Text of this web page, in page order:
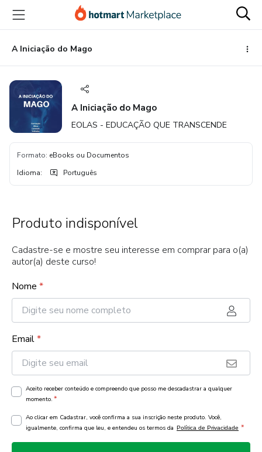
para
conteúdo
principal
para
pagamento
para
rodapé
A Iniciação do Mago
A Iniciação do Mago
EOLAS - EDUCAÇÃO QUE TRANSCENDE
Formato: eBooks ou Documentos
Idioma: Português
Produto indisponível
Cadastre-se e mostre seu interesse em comprar para o(a)
autor(a) deste curso!
Nome *
Email*
Aceito receber conteúdo e compreendo que posso me descadastrar a qualquer
momento. *
Ao clicar em Cadastrar, você confirma a sua inscrição neste produto. Você,
igualmente, confirma que leu, e entendeu os termos da Política de Privacidade *